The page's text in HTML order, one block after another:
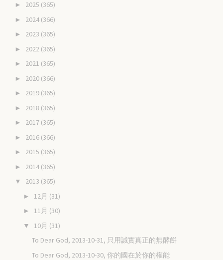
► 2025 (365)
► 2024 (366)
► 2023 (365)
► 2022 (365)
► 2021 (365)
► 2020 (366)
► 2019 (365)
► 2018 (365)
► 2017 (365)
► 2016 (366)
► 2015 (365)
► 2014 (365)
▼ 2013 (365)
► 12月 (31)
► 11月 (30)
▼ 10月 (31)
To Dear God, 2013-10-31, 只用誠實真正的無酵餅
To Dear God, 2013-10-30, 你的國在於你的權能